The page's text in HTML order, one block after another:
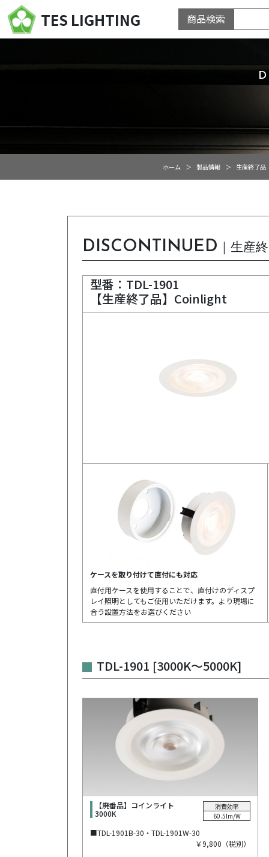
TES LIGHTING 商品検索
ホーム 製品情報 生産終了品
DISCONTINUED ｜生産
型番：TDL-1901
【生産終了品】Coinlight
ケースを取り付けて直付にも対応
直付用ケースを使用することで、直付けのディスプ
レイ照明としてもご使用いただけます。より現場に
合う設置方法をお選びください
TDL-1901 [3000K～5000K]
【廃番品】コインライト
3000K
消費効率
60.5lm/W
■TDL-1901B-30・TDL-1901W-30
￥9,800（税別）